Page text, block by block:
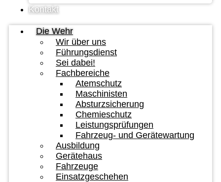
Kontakt
Die Wehr
Wir über uns
Führungsdienst
Sei dabei!
Fachbereiche
Atemschutz
Maschinisten
Absturzsicherung
Chemieschutz
Leistungsprüfungen
Fahrzeug- und Gerätewartung
Ausbildung
Gerätehaus
Fahrzeuge
Einsatzgeschehen